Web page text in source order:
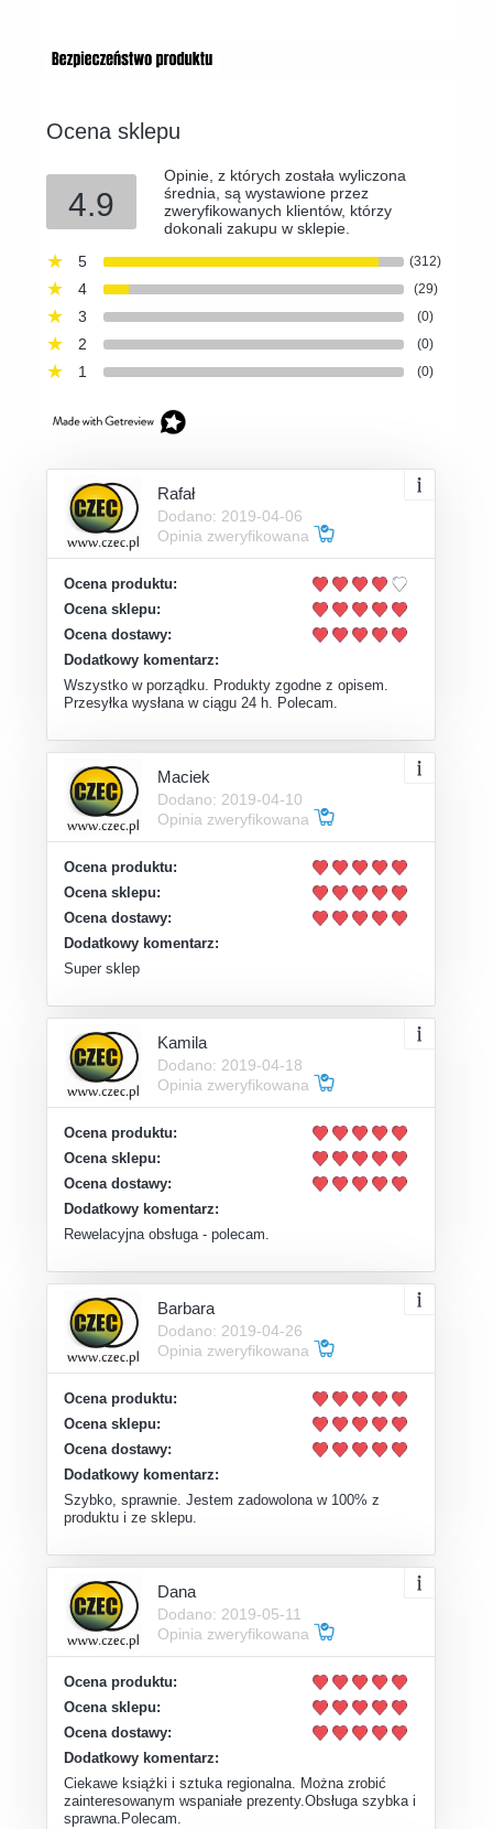
Ocena sklepu
4.9
Opinie, z których została wyliczona
średnia, są wystawione przez
zweryfikowanych klientów, którzy
dokonali zakupu w sklepie.
5
(312)
4 (29)
3 (0)
2 (0)
1 (0)
Rafał
Dodano: 2019-04-06
Opinia zweryfikowana
Ocena produktu:
Ocena sklepu:
Ocena dostawy:
Dodatkowy komentarz:
Wszystko w porządku. Produkty zgodne z opisem.
Przesyłka wysłana w ciągu 24 h. Polecam.
Maciek
Dodano: 2019-04-10
Opinia zweryfikowana
Ocena produktu:
Ocena sklepu:
Ocena dostawy:
Dodatkowy komentarz:
Super sklep
Kamila
Dodano: 2019-04-18
Opinia zweryfikowana
Ocena produktu:
Ocena sklepu:
Ocena dostawy:
Dodatkowy komentarz:
Rewelacyjna obsługa - polecam.
Barbara
Dodano: 2019-04-26
Opinia zweryfikowana
Ocena produktu:
Ocena sklepu:
Ocena dostawy:
Dodatkowy komentarz:
Szybko, sprawnie. Jestem zadowolona w 100% z
produktu i ze sklepu.
Dana
Dodano: 2019-05-11
Opinia zweryfikowana
Ocena produktu:
Ocena sklepu:
Ocena dostawy:
Dodatkowy komentarz:
Ciekawe książki i sztuka regionalna. Można zrobić
zainteresowanym wspaniałe prezenty.Obsługa szybka i
sprawna.Polecam.